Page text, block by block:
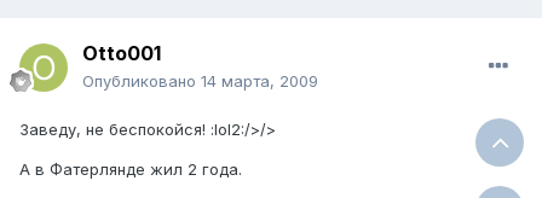
Otto001
Опубликовано 14 марта, 2009
Заведу, не беспокойся! :lol2:/>/>
А в Фатерлянде жил 2 года.